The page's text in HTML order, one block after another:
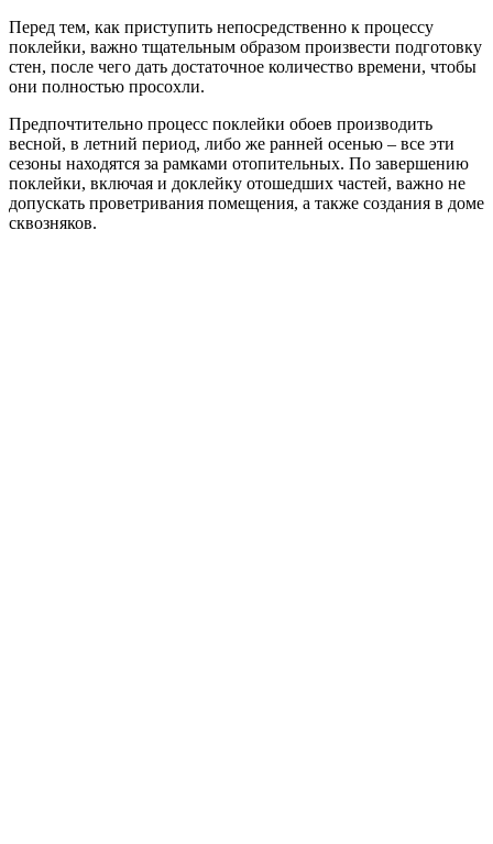
Перед тем, как приступить непосредственно к процессу
поклейки, важно тщательным образом произвести подготовку
стен, после чего дать достаточное количество времени, чтобы
они полностью просохли.
Предпочтительно процесс поклейки обоев производить
весной, в летний период, либо же ранней осенью – все эти
сезоны находятся за рамками отопительных. По завершению
поклейки, включая и доклейку отошедших частей, важно не
допускать проветривания помещения, а также создания в доме
сквозняков.